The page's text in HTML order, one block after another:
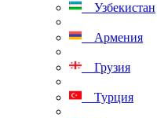
Узбекистан
Армения
Грузия
Турция